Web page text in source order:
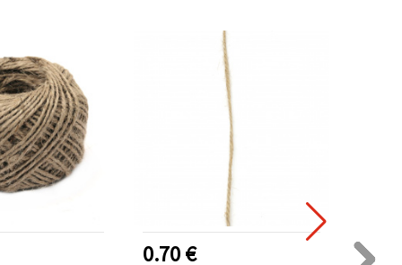
0.70 € 1.60